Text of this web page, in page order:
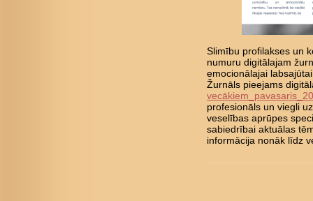
Slimību profilakses un
numuru digitālajam
emocionālajai
Žurnāls pieejams
profesionāls un viegli
veselības aprūpes
sabiedrībai aktuālas
informācija nonāk